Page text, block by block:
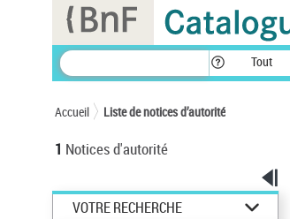
Tout
Accueil Liste de notices d’autorité
1 Notices d'autorité
VOTRE RECHERCHE
Panneau de gestion des cookies